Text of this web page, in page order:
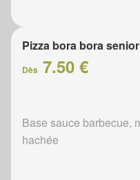
Pizza bora bora senior
Dès 7.50 €
Base sauce barbecue,
hachée